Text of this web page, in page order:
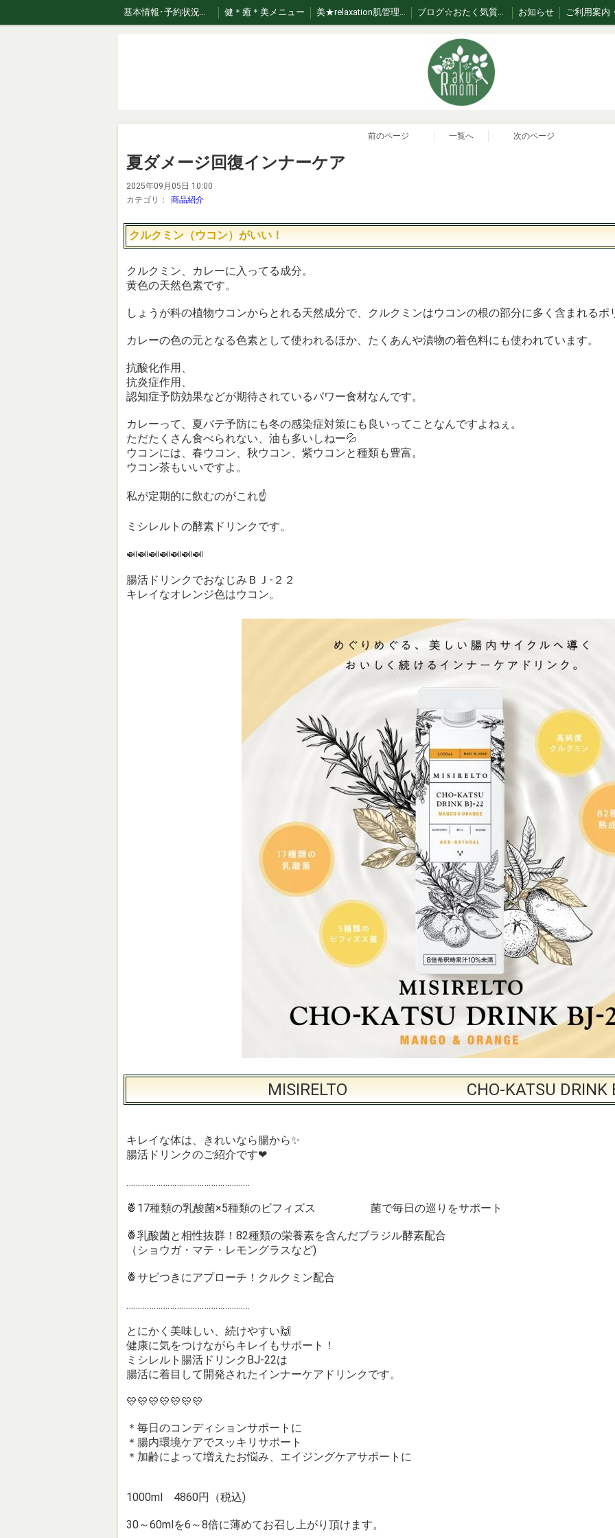
基本情報･予約状況・ページのご案内 健＊癒＊美メニュー 美★relaxation肌管理*メニュー *日々のお手入れサポート ブログ☆おたく気質なセラピスト お知らせ
前のページ 一覧へ 次のページ
夏ダメージ回復インナーケア
2025年09月05日 10:00
カテゴリ：
商品紹介
クルクミン（ウコン）がいい！
クルクミン、カレーに入ってる成分。
黄色の天然色素です。
しょうが科の植物ウコンからとれる天然成分で、クルクミンはウコンの根の部分に多く含まれるポ
カレーの色の元となる色素として使われるほか、たくあんや漬物の着色料にも使われています。
抗酸化作用、
抗炎症作用、
認知症予防効果などが期待されているパワー食材なんです。
カレーって、夏バテ予防にも冬の感染症対策にも良いってことなんですよねぇ。
ただたくさん食べられない、油も多いしねー💦
ウコンには、春ウコン、秋ウコン、紫ウコンと種類も豊富。
ウコン茶もいいですよ。
私が定期的に飲むのがこれ☝️
ミシレルトの酵素ドリンクです。
🍛🍛🍛🍛🍛🍛🍛
腸活ドリンクでおなじみＢＪ-２２
キレイなオレンジ色はウコン。
MISIRELTO CHO-KATSU DRINK
キレイな体は、きれいなら腸から✨
腸活ドリンクのご紹介です❤
………………………………………………
🍍17種類の乳酸菌×5種類のビフィズス 菌で毎日の巡りをサポート
🍍乳酸菌と相性抜群！82種類の栄養素を含んだブラジル酵素配合
（ショウガ・マテ・レモングラスなど)
🍍サビつきにアプローチ！クルクミン配合
………………………………………………
とにかく美味しい、続けやすい🙌
健康に気をつけながらキレイもサポート！
ミシレルト腸活ドリンクBJ-22は
腸活に着目して開発されたインナーケアドリンクです。
💛💛💛💛💛💛💛
＊毎日のコンディションサポートに
＊腸内環境ケアでスッキリサポート
＊加齢によって増えたお悩み、エイジングケアサポートに
1000ml 4860円（税込)
30～60mlを6～8倍に薄めてお召し上がり頂けます。